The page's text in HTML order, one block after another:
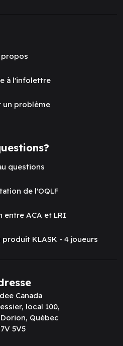
à l'infolettre
un problème
questions
de l'OQLF
entre ACA et LRI
KLASK - 4 joueurs
Canada
local 100,
Québec
5V5